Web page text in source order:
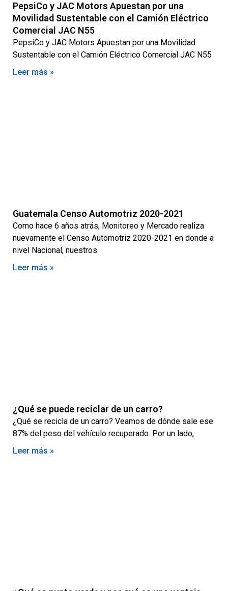
PepsiCo y JAC Motors Apuestan por una
Movilidad Sustentable con el Camión Eléctrico
Comercial JAC N55
PepsiCo y JAC Motors Apuestan por una Movilidad
Sustentable con el Camión Eléctrico Comercial JAC N55
Leer más »
Guatemala Censo Automotriz 2020-2021
Como hace 6 años atrás, Monitoreo y Mercado realiza
nuevamente el Censo Automotriz 2020-2021 en donde a
nivel Nacional, nuestros
Leer más »
¿Qué se puede reciclar de un carro?
¿Qué se recicla de un carro? Veamos de dónde sale ese
87% del peso del vehículo recuperado. Por un lado,
Leer más »